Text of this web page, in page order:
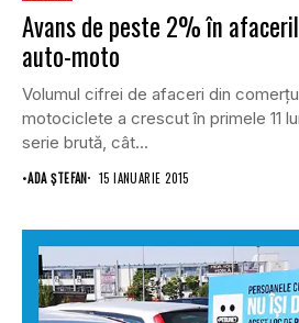
Avans de peste 2% în
auto-moto
Volumul cifrei de afaceri din
motociclete a crescut în primele 11
serie brută, cât...
•ADA ȘTEFAN 15 IANUARIE 2015